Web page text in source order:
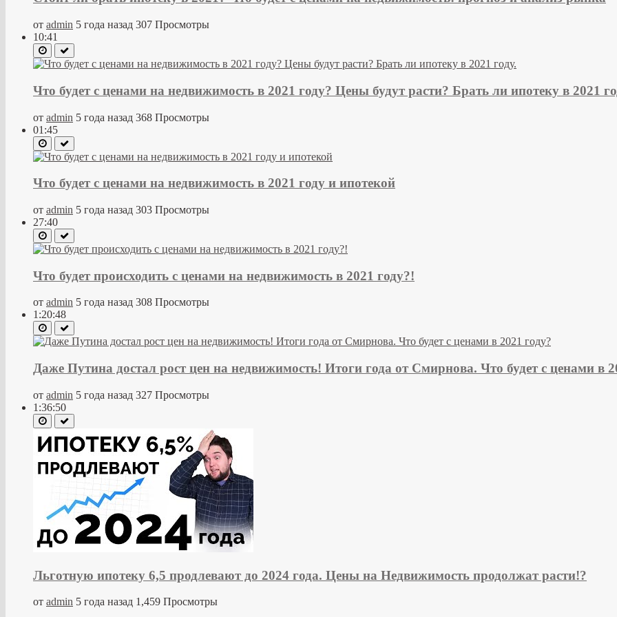
от admin 5 года назад 307 Просмотры
10:41
Что будет с ценами на недвижимость в 2021 году? Цены будут расти? Брать ли ипотеку в 2021
от admin 5 года назад 368 Просмотры
01:45
Что будет с ценами на недвижимость в 2021 году и ипотекой
от admin 5 года назад 303 Просмотры
27:40
Что будет происходить с ценами на недвижимость в 2021 году?!
от admin 5 года назад 308 Просмотры
1:20:48
Даже Путина достал рост цен на недвижимость! Итоги года от Смирнова. Что будет с ценами в
от admin 5 года назад 327 Просмотры
1:36:50
Льготную ипотеку 6,5 продлевают до 2024 года. Цены на Недвижимость продолжат расти!?
от admin 5 года назад 1,459 Просмотры